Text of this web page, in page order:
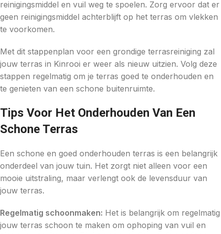
reinigingsmiddel en vuil weg te spoelen. Zorg ervoor dat er
geen reinigingsmiddel achterblijft op het terras om vlekken
te voorkomen.
Met dit stappenplan voor een grondige terrasreiniging zal
jouw terras in Kinrooi er weer als nieuw uitzien. Volg deze
stappen regelmatig om je terras goed te onderhouden en
te genieten van een schone buitenruimte.
Tips Voor Het Onderhouden Van Een
Schone Terras
Een schone en goed onderhouden terras is een belangrijk
onderdeel van jouw tuin. Het zorgt niet alleen voor een
mooie uitstraling, maar verlengt ook de levensduur van
jouw terras.
Regelmatig schoonmaken: Het is belangrijk om regelmatig
jouw terras schoon te maken om ophoping van vuil en